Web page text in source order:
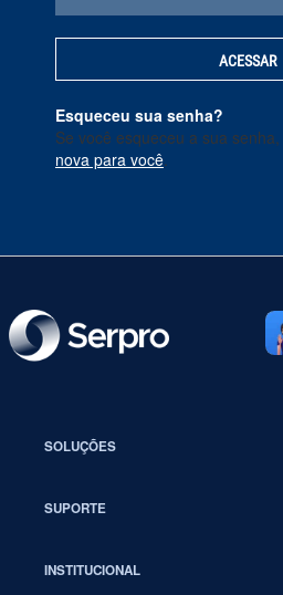
Esqueceu sua senha?
Se você esqueceu a sua senha,
nova para você
SOLUÇÕES
SUPORTE
INSTITUCIONAL